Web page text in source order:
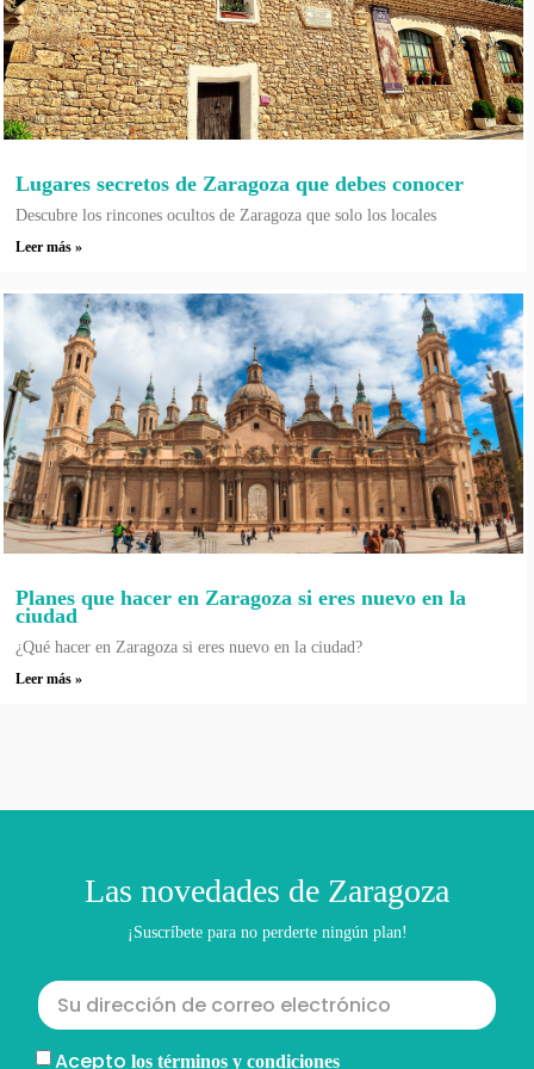
Lugares secretos de Zaragoza que debes conocer
Descubre los rincones ocultos de Zaragoza que solo los locales
Leer más »
Planes que hacer en Zaragoza si eres nuevo en la
ciudad
¿Qué hacer en Zaragoza si eres nuevo en la ciudad?
Leer más »
Las novedades de Zaragoza
¡Suscríbete para no perderte ningún plan!
Acepto los términos y condiciones